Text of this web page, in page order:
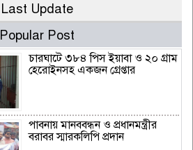
Last Update
Popular Post
চারঘাটে ৩৮৪ পিস ইয়াবা ও ২০ গ্রাম
হেরোইনসহ একজন গ্রেপ্তার
পাবনায় মানববন্ধন ও প্রধানমন্ত্রীর
বরাবর স্মারকলিপি প্রদান